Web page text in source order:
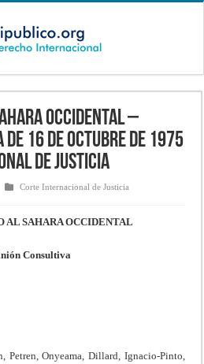
OCCIDENTAL –
16 de octubre de 1975
de Justicia
Corte Internacional de Justicia
AL SAHARA OCCIDENTAL
Consultiva
Petren, Onyeama, Dillard, Ignacio-Pinto,